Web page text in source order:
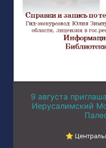
9 августа
Иерусалимский
⭐︎